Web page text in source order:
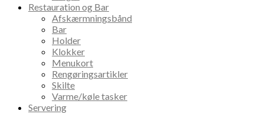
Restauration og Bar
Afskærmningsbånd
Bar
Holder
Klokker
Menukort
Rengøringsartikler
Skilte
Varme/køle tasker
Servering